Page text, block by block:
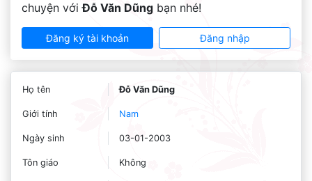
chuyện vớiĐỗ Văn Dũng bạn nhé!
Đăng ký tài khoản Đăng nhập
Họ tên Đỗ Văn Dũng
Giới tính Nam
Ngày sinh 03-01-2003
Tôn giáo Không